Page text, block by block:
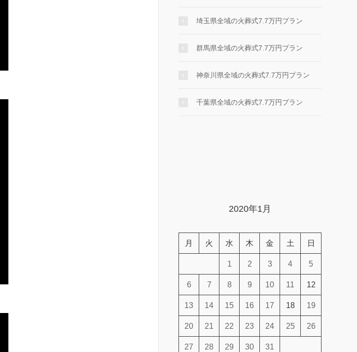
埼玉県全域の火葬式7.7万円プラン
群馬県全域の火葬式7.7万円プラン
神奈川県全域の火葬式7.7万円プラン
千葉県全域の火葬式7.7万円プラン
2020年1月
月 火 水 木 金 土 日
1 2 3 4 5
6 7 8 9 10 11 12
13 14 15 16 17 18 19
20 21 22 23 24 25 26
27 28 29 30
31